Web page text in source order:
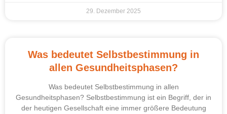
29. Dezember 2025
Was bedeutet Selbstbestimmung in
allen Gesundheitsphasen?
Was bedeutet Selbstbestimmung in allen
Gesundheitsphasen? Selbstbestimmung ist ein Begriff, der in
der heutigen Gesellschaft eine immer größere Bedeutung